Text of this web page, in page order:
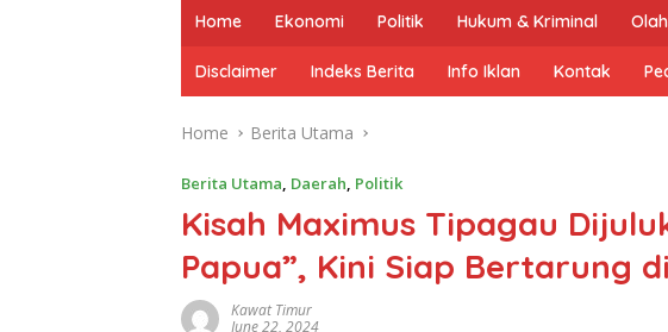
Home Ekonomi Politik Hukum & Kriminal
Disclaimer Indeks Berita Info Iklan Kontak
Home Berita Utama
Berita Utama, Daerah, Politik
Kisah Maximus Tipagau
Papua”, Kini Siap Bertarung
Kawat Timur
June 22, 2024